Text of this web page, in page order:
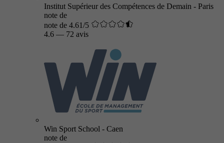
Institut Supérieur des Compétences de Demain - Paris
note de
note de 4.61/5
4.6 — 72 avis
Win Sport School - Caen
note de